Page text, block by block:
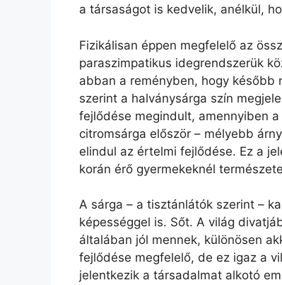
a társaságot is kedvelik, anélkül,
Fizikálisan éppen megfelelő az
paraszimpatikus idegrendszerük
abban a reményben, hogy később
szerint a halványsárga szín
fejlődése megindult, amennyiben
citromsárga először – mélyebb
elindul az értelmi fejlődése. Ez a
korán érő gyermekeknél
A sárga – a tisztánlátók szerint –
képességgel is. Sőt. A világ
általában jól mennek, különösen
fejlődése megfelelő, de ez igaz a
jelentkezik a társadalmat alkotó